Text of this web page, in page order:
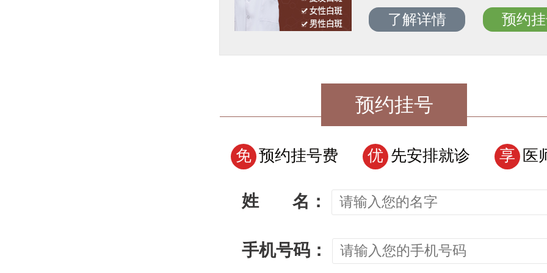
了解详情 预约挂
预约挂号
免 预约挂号费 优 先安排就诊 享 医
姓 名：
手机号码：